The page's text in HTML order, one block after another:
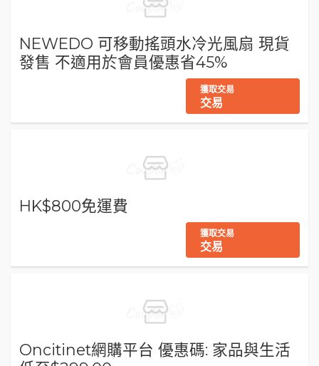
NEWEDO 可移動搖頭水冷光風扇 現貨
發售 不適用於會員優惠省45%
獲取交易
交易
HK$800免運費
獲取交易
交易
Oncitinet網購平台 優惠碼: 家品與生活